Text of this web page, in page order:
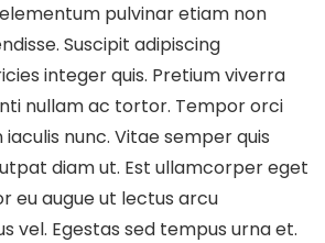
pulvinar etiam non
Suscipit adipiscing
integer quis. Pretium viverra
nullam ac tortor. Tempor orci
nunc. Vitae semper quis
diam ut. Est ullamcorper eget
eu augue ut lectus arcu
vel. Egestas sed tempus urna et.